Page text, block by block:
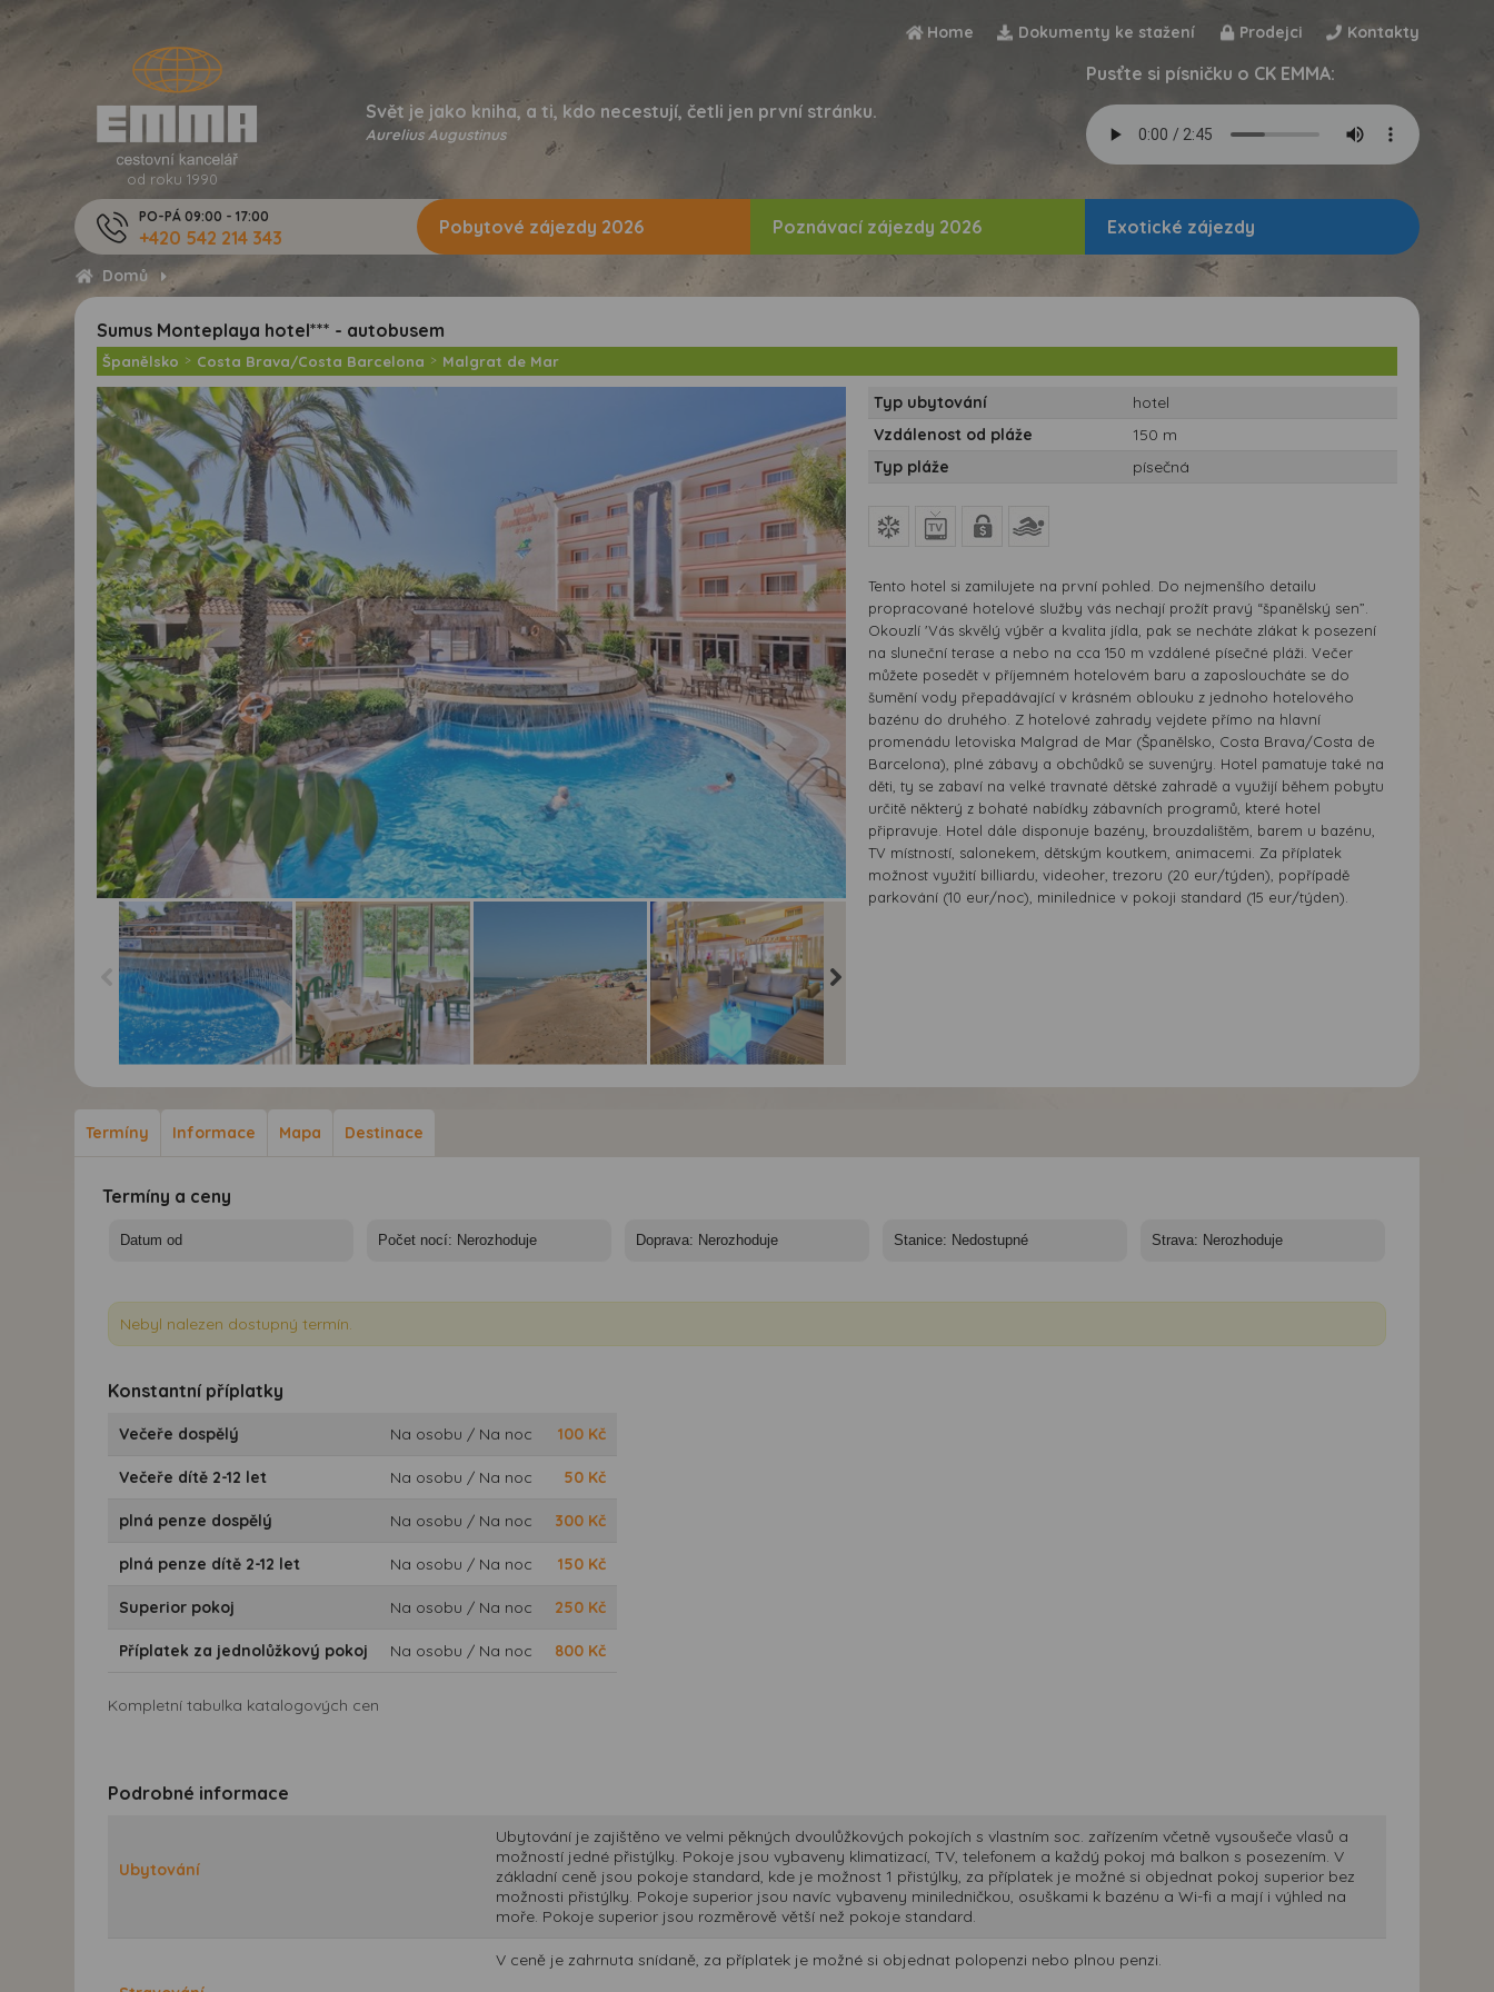
Home Dokumenty ke stažení Prodejci Kontakty
od roku 1990
Svět je jako kniha, a ti, kdo necestují, četli jen první stránku.
Aurelius Augustinus
Pusťte si písničku o CK EMMA:
PO-PÁ 09:00 - 17:00
+420 542 214 343
Domů
Pobytové zájezdy 2026 Poznávací zájezdy 2026 Exotické zájezdy
Sumus Monteplaya hotel*** - autobusem
Španělsko > Costa Brava/Costa Barcelona > Malgrat de Mar
Malgrat, Sumus
Monteplaya
Malgrat, Sumus
Monteplaya
Typ ubytování
hotel
Vzdálenost od pláže
150 m
Typ pláže
písečná
Tento hotel si zamilujete na první pohled. Do nejmenšího detailu
propracované hotelové služby vás nechají prožít pravý “španělský sen”.
Okouzlí 'Vás skvělý výběr a kvalita jídla, pak se necháte zlákat k posezení
na sluneční terase a nebo na cca 150 m vzdálené písečné pláži. Večer
můžete posedět v příjemném hotelovém baru a zaposloucháte se do
šumění vody přepadávající v krásném oblouku z jednoho hotelového
bazénu do druhého. Z hotelové zahrady vejdete přímo na hlavní
promenádu letoviska Malgrad de Mar (Španělsko, Costa Brava/Costa de
Barcelona), plné zábavy a obchůdků se suvenýry. Hotel pamatuje také na
děti, ty se zabaví na velké travnaté dětské zahradě a využijí během pobytu
určitě některý z bohaté nabídky zábavních programů, které hotel
připravuje. Hotel dále disponuje bazény, brouzdalištěm, barem u bazénu,
TV místností, salonekem, dětským koutkem, animacemi. Za příplatek
možnost využití billiardu, videoher, trezoru (20 eur/týden), popřípadě
parkování (10 eur/noc), minilednice v pokoji standard (15 eur/týden).
Termíny Informace Mapa Destinace
Termíny a ceny
Nebyl nalezen dostupný termín.
Konstantní příplatky
Večeře dospělý Na osobu / Na noc 100 Kč
Večeře dítě 2-12 let Na osobu / Na noc 50 Kč
plná penze dospělý Na osobu / Na noc 300 Kč
plná penze dítě 2-12 let Na osobu / Na noc 150 Kč
Superior pokoj Na osobu / Na noc 250 Kč
Příplatek za jednolůžkový pokoj Na osobu / Na noc 800 Kč
Kompletní tabulka katalogových cen
Podrobné informace
Ubytování
Ubytování je zajištěno ve velmi pěkných dvoulůžkových pokojích s vlastním soc. zařízením včetně vysoušeče vlasů a
možností jedné přistýlky. Pokoje jsou vybaveny klimatizací, TV, telefonem a každý pokoj má balkon s posezením. V
základní ceně jsou pokoje standard, kde je možnost 1 přistýlky, za příplatek je možné si objednat pokoj superior bez
možnosti přistýlky. Pokoje superior jsou navíc vybaveny miniledničkou, osuškami k bazénu a Wi-fi a mají i výhled na
moře. Pokoje superior jsou rozměrově větší než pokoje standard.
V ceně je zahrnuta snídaně, za příplatek je možné si objednat polopenzi nebo plnou penzi.